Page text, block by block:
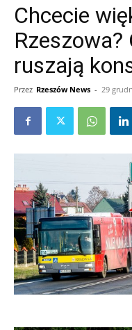
Chcecie
ruszają
Przez Rzeszów News - 29